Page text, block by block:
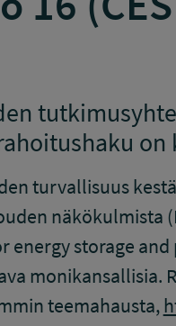
on
turvallisuus
näkökulmista
energy storage
monikansallisia.
teemahausta,